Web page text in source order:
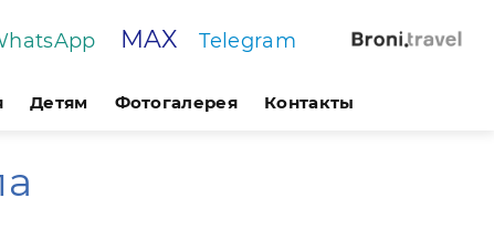
MAX Telegram
Детям Фотогалерея Контакты